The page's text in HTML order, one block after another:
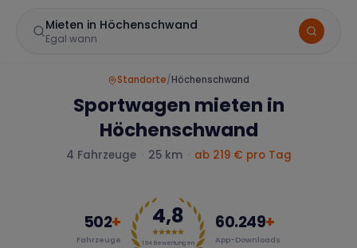
Mieten in Höchenschwand
Egal wann
Marke
Standorte/Höchenschwand
Sportwagen mieten in
Höchenschwand
4 Fahrzeuge 25 km ab 219 € pro Tag
502+
Fahrzeuge
4,8
194Bewertungen
60.249+
App-Downloads